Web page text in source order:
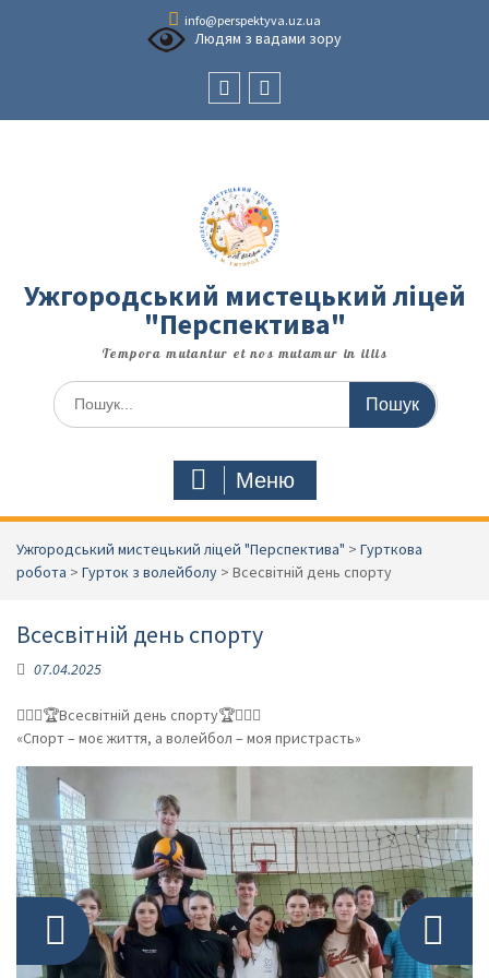
info@perspektyva.uz.ua
Людям з вадами зору
Ужгородський мистецький ліцей
"Перспектива"
Tempora mutantur et nos mutamur in illis
Шукати:
Меню
Ужгородський мистецький ліцей "Перспектива" > Гурткова
робота > Гурток з волейболу > Всесвітній день спорту
Всесвітній день спорту
07.04.2025
🤾🏼‍♀️🏆Всесвітній день спорту🏆🤾🏼‍♀️
«Спорт – моє життя, а волейбол – моя пристрасть»